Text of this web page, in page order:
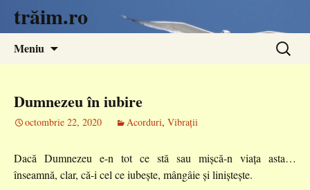
trăim.ro
Meniu
Caută
după:
Dumnezeu în iubire
octombrie 22, 2020 Acorduri, Vibrații
Dacă Dumnezeu e-n tot ce stă sau mișcă-n viața asta…
înseamnă, clar, că-i cel ce iubește, mângâie și liniștește.